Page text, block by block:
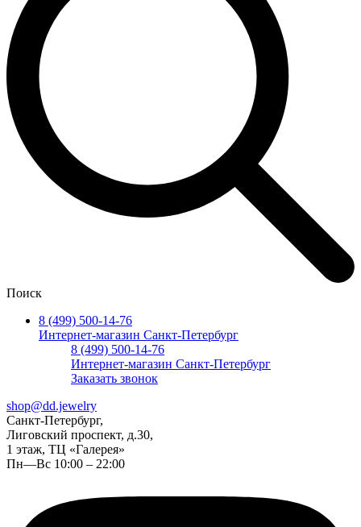
Поиск
8 (499) 500-14-76
Интернет-магазин Санкт-Петербург
8 (499) 500-14-76
Интернет-магазин Санкт-Петербург
Заказать звонок
shop@dd.jewelry
Санкт-Петербург,
Лиговский проспект, д.30,
1 этаж, ТЦ «Галерея»
Пн—Вс 10:00 – 22:00